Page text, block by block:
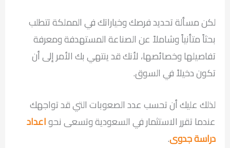
لكن مسألة تحديد فرصك وخياراتك في المملكة تتطلب
بحثاً متأنياً وشاملاً عن الصناعة المستهدفة ومعرفة
تفاصيلها وخصائصها، لأنك قد ينتهي بك الأمر إلى أن
تكون دخيلاً في السوق.
لذلك عليك أن تحسب عدد الصعوبات التي قد تواجهك
عندما تقرر الاستثمار في السعودية وتسعى نحواعداد
دراسة جدوى.